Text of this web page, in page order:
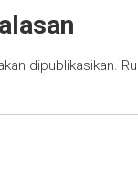
dipublikasikan.